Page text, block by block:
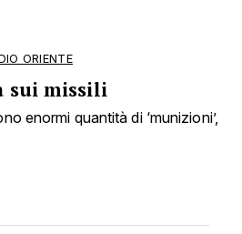
ORIENTE
sui missili
enormi quantità di ‘munizioni’,